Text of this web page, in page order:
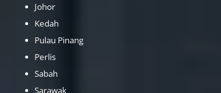
Johor
Kedah
Pulau Pinang
Perlis
Sabah
Sarawak